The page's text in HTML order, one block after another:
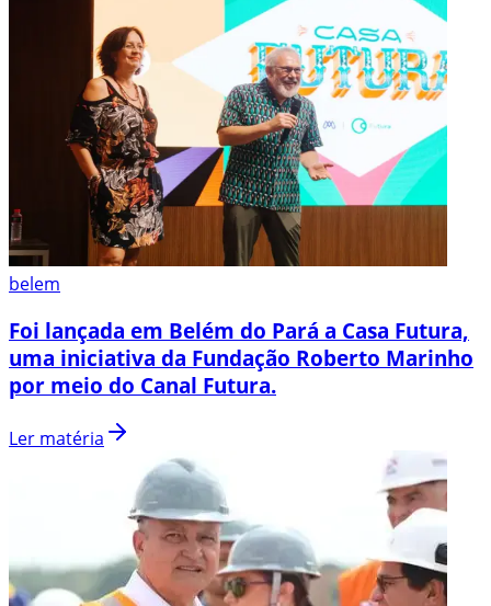
belem
Foi lançada em Belém do Pará a Casa Futura,
uma iniciativa da Fundação Roberto Marinho
por meio do Canal Futura.
Ler matéria